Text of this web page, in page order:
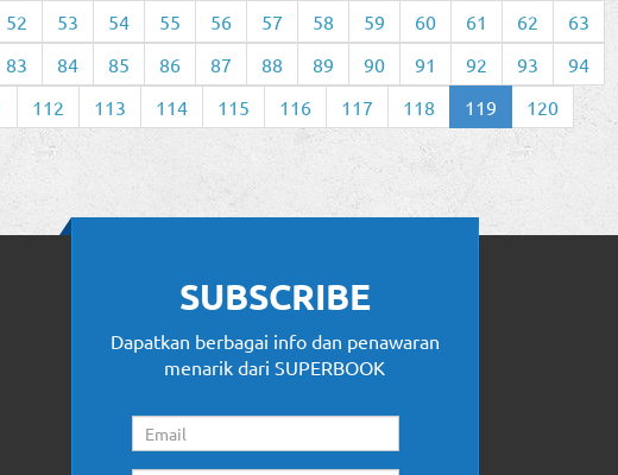
52 53 54 55 56 57 58 59 60 61 62
63
83 84 85 86 87 88 89 90 91 92 93
94
112 113 114 115 116 117 118 119
120
SUBSCRIBE
Dapatkan berbagai info dan penawaran
menarik dari SUPERBOOK